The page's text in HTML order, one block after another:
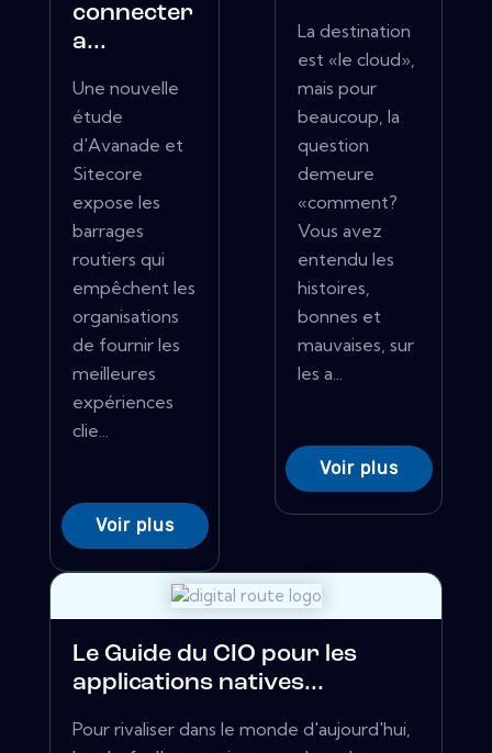
connecter
a...
Une nouvelle
étude
d'Avanade et
Sitecore
expose les
barrages
routiers qui
empêchent les
organisations
de fournir les
meilleures
expériences
clie...
Voir plus
La destination
est «le cloud»,
mais pour
beaucoup, la
question
demeure
«comment?
Vous avez
entendu les
histoires,
bonnes et
mauvaises, sur
les a...
Voir plus
Le Guide du CIO pour les
applications natives...
Pour rivaliser dans le monde d'aujourd'hui,